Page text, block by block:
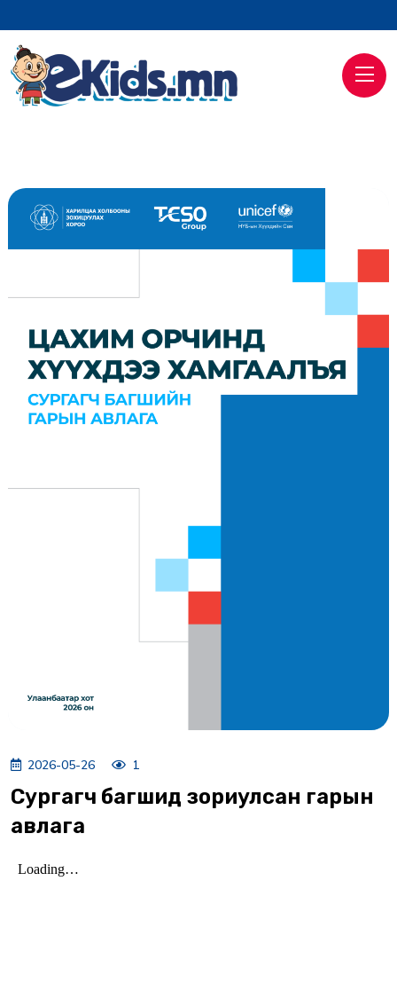
2026-05-26 1
Сургагч багшид зориулсан гарын
авлага